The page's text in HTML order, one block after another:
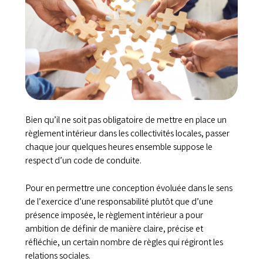
Bien qu’il ne soit pas obligatoire de mettre en place un
règlement intérieur dans les collectivités locales, passer
chaque jour quelques heures ensemble suppose le
respect d’un code de conduite.
Pour en permettre une conception évoluée dans le sens
de l’exercice d’une responsabilité plutôt que d’une
présence imposée, le règlement intérieur a pour
ambition de définir de manière claire, précise et
réfléchie, un certain nombre de règles qui régiront les
relations sociales.